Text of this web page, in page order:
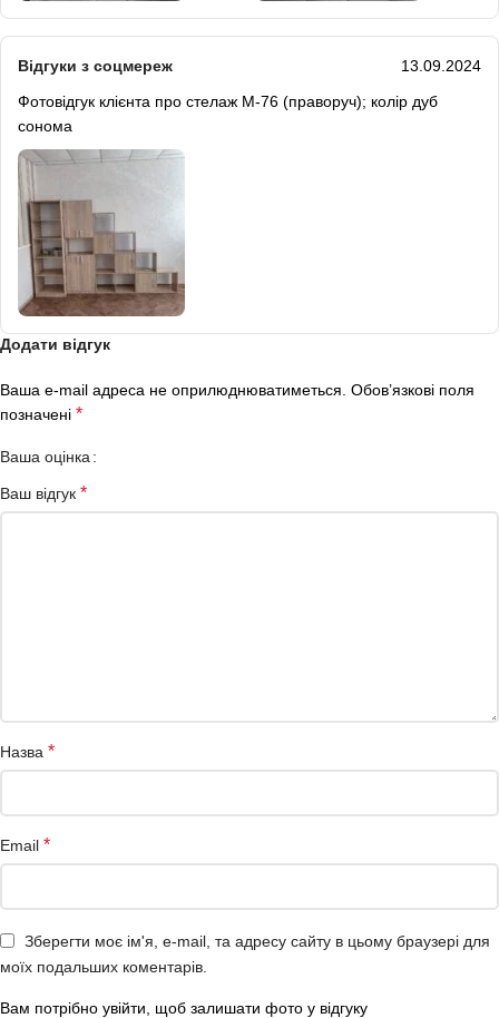
Відгуки з соцмереж
13.09.2024
Фотовідгук клієнта про стелаж М-76 (праворуч); колір дуб
сонома
Додати відгук
Ваша e-mail адреса не оприлюднюватиметься. Обов’язкові поля
позначені *
Ваша оцінка
Ваш відгук *
Назва *
Email *
Зберегти моє ім'я, e-mail, та адресу сайту в цьому браузері для
моїх подальших коментарів.
Вам потрібно увійти, щоб залишати фото у відгуку